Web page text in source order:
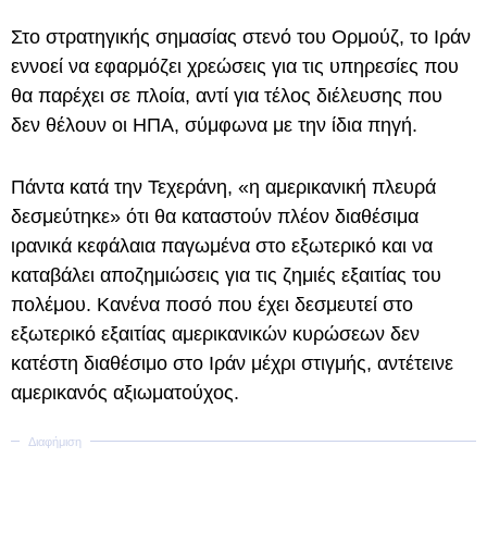
Στο στρατηγικής σημασίας στενό του Ορμούζ, το Ιράν
εννοεί να εφαρμόζει χρεώσεις για τις υπηρεσίες που
θα παρέχει σε πλοία, αντί για τέλος διέλευσης που
δεν θέλουν οι ΗΠΑ, σύμφωνα με την ίδια πηγή.
Πάντα κατά την Τεχεράνη, «η αμερικανική πλευρά
δεσμεύτηκε» ότι θα καταστούν πλέον διαθέσιμα
ιρανικά κεφάλαια παγωμένα στο εξωτερικό και να
καταβάλει αποζημιώσεις για τις ζημιές εξαιτίας του
πολέμου. Κανένα ποσό που έχει δεσμευτεί στο
εξωτερικό εξαιτίας αμερικανικών κυρώσεων δεν
κατέστη διαθέσιμο στο Ιράν μέχρι στιγμής, αντέτεινε
αμερικανός αξιωματούχος.